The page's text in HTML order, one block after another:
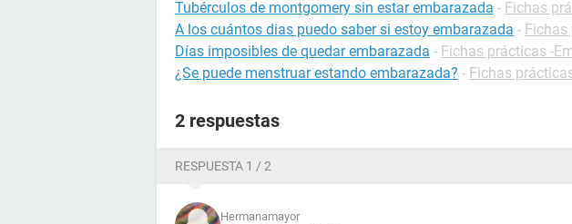
Tubérculos de montgomery sin estar embarazada - Fichas
A los cuántos dias puedo saber si estoy embarazada - Fichas
Días imposibles de quedar embarazada - Fichas prácticas -
¿Se puede menstruar estando embarazada? - Fichas
2 respuestas
RESPUESTA 1 / 2
Hermanamayor